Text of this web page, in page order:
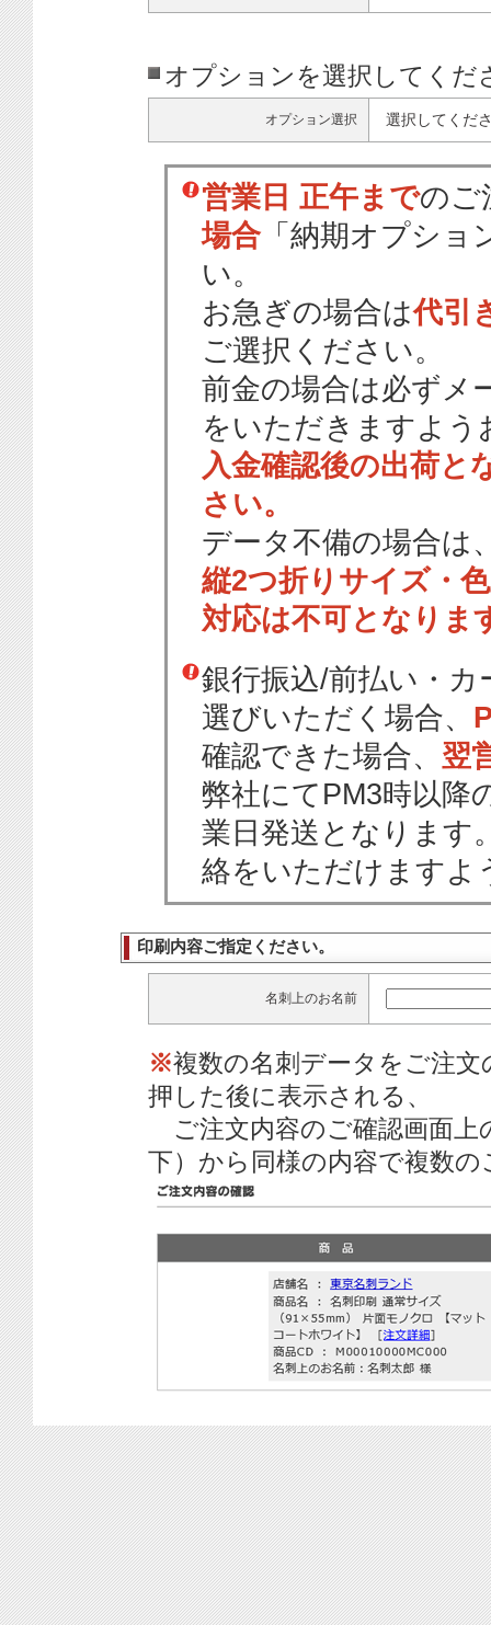
オプションを選択してくだ
オプション選択 選択してくだ
営業日 正午までのご
場合 「納期オプショ
い。
お急ぎの場合は代引
ご選択ください。
前金の場合は必ずメ
をいただきますよう
入金確認後の出荷と
さい。
データ不備の場合は
縦2つ折りサイズ・
対応は不可となりま
銀行振込/前払い・
選びいただく場合、
確認できた場合、 翌
弊社にてPM3時以降
業日発送となります
絡をいただけますよ
印刷内容ご指定ください。
名刺上のお名前
※複数の名刺データをご注
押した後に表示される、
ご注文内容のご確認画面上
下）から同様の内容で複数